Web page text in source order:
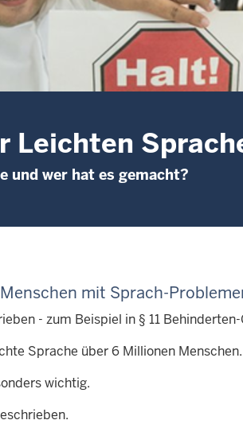
Leichten
und wer hat es gemacht?
mit Sprach-
- zum Beispiel in § 11
Sprache über 6 Millionen Menschen.
wichtig.